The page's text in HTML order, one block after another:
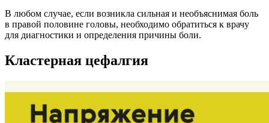
В любом случае, если возникла сильная и необъяснимая боль
в правой половине головы, необходимо обратиться к врачу
для диагностики и определения причины боли.
Кластерная цефалгия